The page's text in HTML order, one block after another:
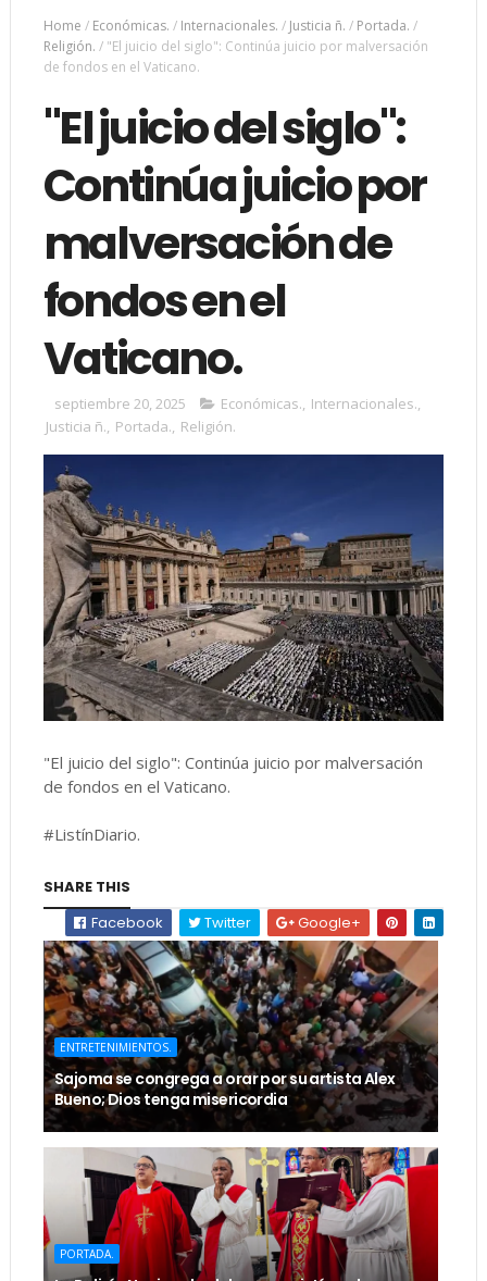
Home / Económicas. / Internacionales. / Justicia ñ. / Portada. /
Religión. / "El juicio del siglo": Continúa juicio por malversación
de fondos en el Vaticano.
"El juicio del siglo":
Continúa juicio por
malversación de
fondos en el
Vaticano.
septiembre 20, 2025 Económicas., Internacionales.,
Justicia ñ., Portada., Religión.
"El juicio del siglo": Continúa juicio por malversación
de fondos en el Vaticano.
#ListínDiario.
SHARE THIS
Facebook
Twitter Google+
ENTRETENIMIENTOS.
Sajoma se congrega a orar por su artista Alex
Bueno; Dios tenga misericordia
PORTADA.